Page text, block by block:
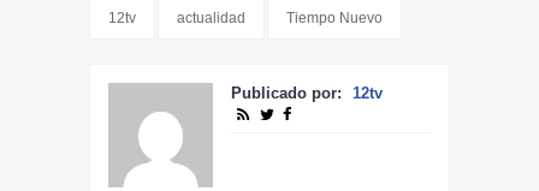
12tv actualidad Tiempo Nuevo
Publicado por: 12tv